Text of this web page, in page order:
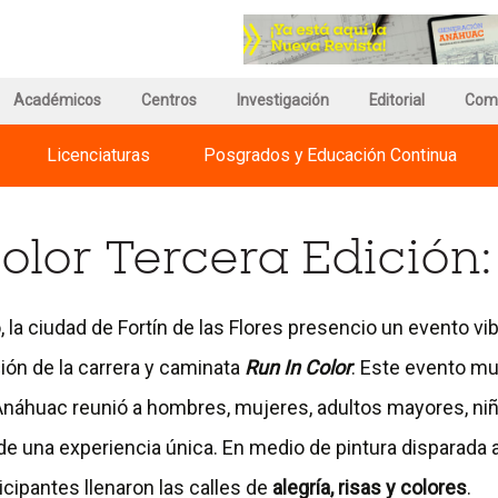
Académicos Centros Investigación Editorial
Licenciaturas Posgrados y Educación Continua
Tercera
la ciudad de Fortín de las Flores presencio un evento
de la carrera y caminata Run In Color. Este evento
reunió a hombres, mujeres, adultos mayores,
una experiencia única. En medio de pintura disparada
llenaron las calles de alegría, risas y colores.
Ir
a
la
de
Regnum
Christi
International
Universities
Campus